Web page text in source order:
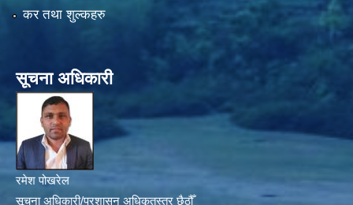
कर तथा शुल्कहरु
सूचना अधिकारी
रमेश पोखरेल
सूचना अधिकारी/प्रशासन अधिकृतस्तर छैठौँ